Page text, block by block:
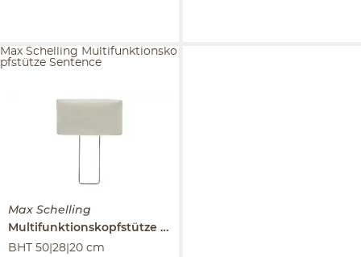
Max Schelling
Multifunktionskopfstütze
Sentence
BHT 50|28|20 cm
Max Schelling Multifunktionsko
pfstütze Sentence